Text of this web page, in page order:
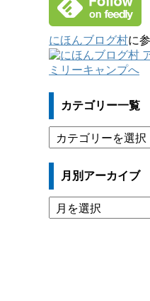
にほんブログ村に
カテゴリー一覧
テ
ゴ
ー
一
覧
月別アーカイブ
月
別